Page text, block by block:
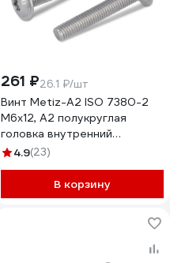
261 ₽26.1 ₽/шт
Винт Metiz-A2 ISO 7380-2
M6x12, А2 полукруглая
головка внутренний
шестигранник, пресс-шайба,
4.9(23)
В корзину